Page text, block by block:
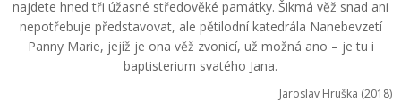
najdete hned tři úžasné středověké památky. Šikmá věž snad ani
nepotřebuje představovat, ale pětilodní katedrála Nanebevzetí
Panny Marie, jejíž je ona věž zvonicí, už možná ano – je tu i
baptisterium svatého Jana.
Jaroslav Hruška (2018)